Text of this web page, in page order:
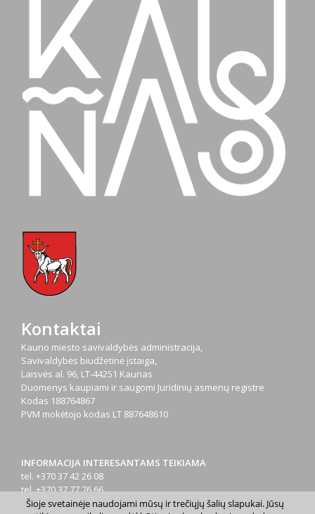
Kontaktai
Kauno miesto savivaldybės administracija,
Savivaldybės biudžetinė įstaiga,
Laisvės al. 96, LT-44251 Kaunas
Duomenys kaupiami ir saugomi Juridinių asmenų registre
Kodas 188764867
PVM mokėtojo kodas LT 887648610
INFORMACIJA INTERESANTAMS TEIKIAMA
tel. +370 37 42 26 08
tel. +370 37 77 76 66
tel. +370 660 07000
Šioje svetainėje naudojami mūsų ir trečiųjų šalių slapukai. Jūsų